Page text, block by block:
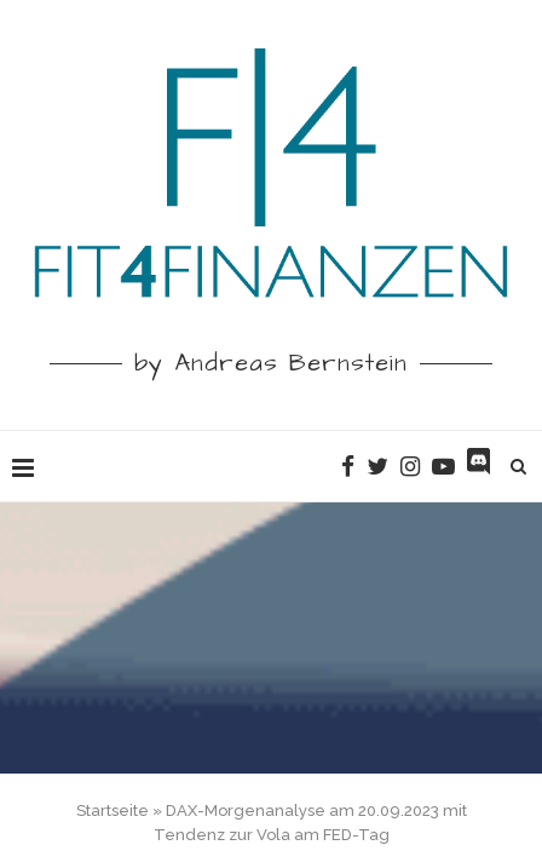
by Andreas Bernstein
Startseite » DAX-Morgenanalyse am 20.09.2023 mit
Tendenz zur Vola am FED-Tag